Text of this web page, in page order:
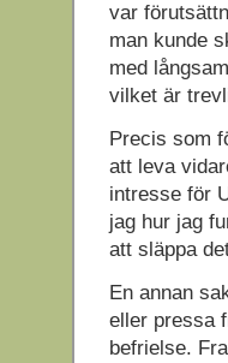
var
man kunde
med
vilket är
Precis som
att leva
intresse för
jag hur jag
att släppa
En annan
eller pressa
befrielse.